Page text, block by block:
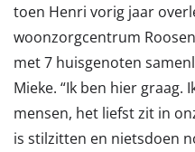
toen Henri vorig jaar
woonzorgcentrum
met 7 huisgenoten
Mieke. “Ik ben hier graag.
mensen, het liefst zit in
is stilzitten en nietsdoen